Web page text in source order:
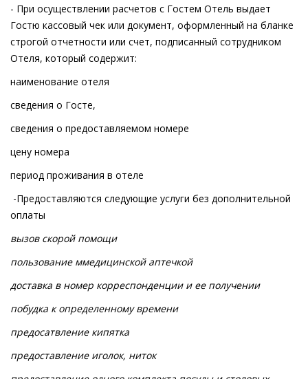
- При осуществлении расчетов с Гостем Отель выдает
Гостю кассовый чек или документ, оформленный на бланке
строгой отчетности или счет, подписанный сотрудником
Отеля, который содержит:
наименование отеля
сведения о Госте,
сведения о предоставляемом номере
цену номера
период проживания в отеле
-Предоставляются следующие услуги без дополнительной
оплаты
вызов скорой помощи
пользование ммедицинской аптечкой
доставка в номер корреспонденции и ее получении
побудка к определенному времени
предосатвление кипятка
предоставление иголок, ниток